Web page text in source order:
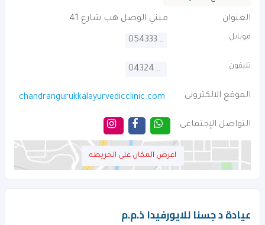
العنوان مبني الوصل هب شارع 41
موبايل 0543332369
تليفون 043244272
الموقع الالكترونى chandrangurukkalayurvedicclinic.com
التواصل الإجتماعى
اعرض المكان على الخريطه
عيادة د جسنا للايورفيدا ذ.م.م